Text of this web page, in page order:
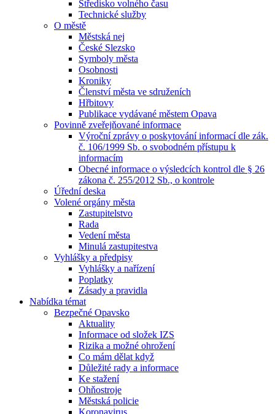
Středisko volného času
Technické služby
O městě
Městská nej
České Slezsko
Symboly města
Osobnosti
Kroniky
Členství města ve sdruženích
Hřbitovy
Publikace vydávané městem Opava
Povinně zveřejňované informace
Výroční zprávy o poskytování informací dle zák.
č. 106/1999 Sb. o svobodném přístupu k
informacím
Obecné informace o výsledcích kontrol dle § 26
zákona č. 255/2012 Sb., o kontrole
Úřední deska
Volené orgány města
Zastupitelstvo
Rada
Vedení města
Minulá zastupitestva
Vyhlášky a předpisy
Vyhlášky a nařízení
Poplatky
Zásady a pravidla
Nabídka témat
Bezpečné Opavsko
Aktuality
Informace od složek IZS
Rizika a možné ohrožení
Co mám dělat když
Důležité rady a informace
Ke stažení
Ohňostroje
Městská policie